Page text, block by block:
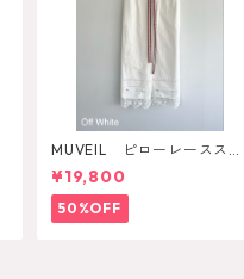
MUVEIL ピローレーススカ
ート
¥19,800
50%OFF